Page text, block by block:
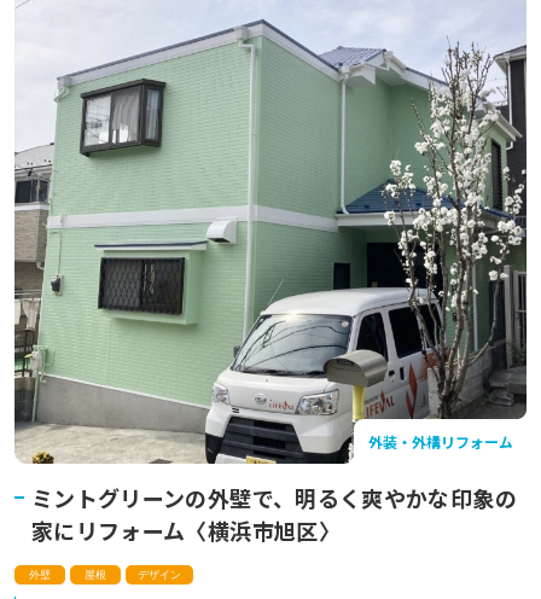
ここだけリフォーム
リフォームの流れ
アフターサポート
店舗一覧
よくあるご質問
コーポレートサイト
店舗一覧
お問い合わせ
外装・外構リフォーム
ミントグリーンの外壁で、明るく爽やかな印象の
家にリフォーム〈横浜市旭区〉
外壁 屋根 デザイン